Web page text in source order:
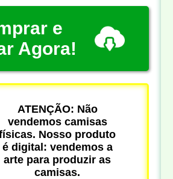
e
Agora!
ATENÇÃO: Não
vendemos camisas
Nosso produto
é digital: vendemos a
arte para produzir as
camisas.